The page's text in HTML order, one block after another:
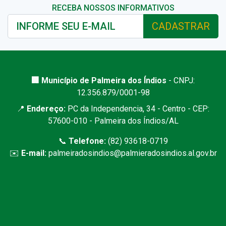
RECEBA NOSSOS INFORMATIVOS
CADASTRAR
🏢 Município de Palmeira dos Índios - CNPJ:
12.356.879/0001-98
📍 Endereço: PC da Independencia, 34 - Centro - CEP:
57600-010 - Palmeira dos Índios/AL
📞 Telefone:(82) 93618-0719
✉️ E-mail: palmeiradosindios@palmieradosindios.al.gov.br